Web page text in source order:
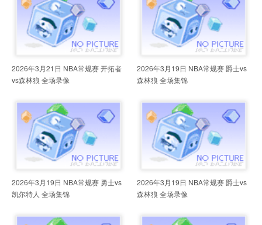
2026年3月21日 NBA常规赛 开拓者
vs森林狼 全场录像
2026年3月19日 NBA常规赛 爵士vs
森林狼 全场集锦
2026年3月19日 NBA常规赛 勇士vs
凯尔特人 全场集锦
2026年3月19日 NBA常规赛 爵士vs
森林狼 全场录像